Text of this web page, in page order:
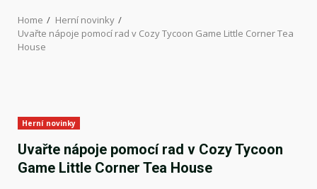
Home
Herní novinky
Uvařte nápoje pomocí rad v Cozy Tycoon Game Little Corner Tea
House
Herní novinky
Uvařte nápoje pomocí rad v Cozy Tycoon
Game Little Corner Tea House